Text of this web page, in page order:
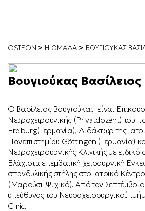
OSTEON > Η ΟΜΑΔΑ > ΒΟΥΓΙΟΎΚΑΣ
Βουγιούκας Βασίλειος
Ο Βασίλειος Βουγιούκας είναι
Νευροχειρουγικής (Privatdozent) του
Freiburg(Γερμανία), Διδάκτωρ της
Πανεπιστημίου Göttingen (Γερμανία)
Νευροχειρουργικής Κλινικής με ειδικό
Ελάχιστα επεμβατική χειρουργική
σπονδυλικής στήλης στο Ιατρικό
(Μαρούσι-Ψυχικό). Από τον
υπεύθυνος του Νευροχειρουργικού
Clinic.